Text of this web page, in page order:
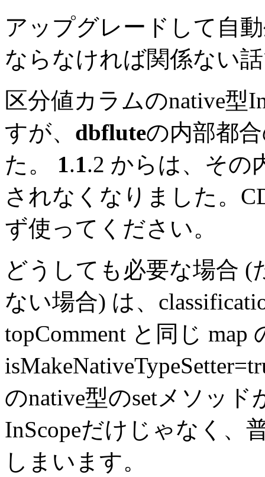
アップグレードして自
ならなければ関係ない
区分値カラムのnative型
すが、 dbfluteの内部都
た。 1.1.2 からは、その
されなくなりました。
ず使ってください。
どうしても必要な場合
ない場合) は、
topComment と同じ map
のnative型のsetメソッ
InScopeだけじゃなく、
しまいます。